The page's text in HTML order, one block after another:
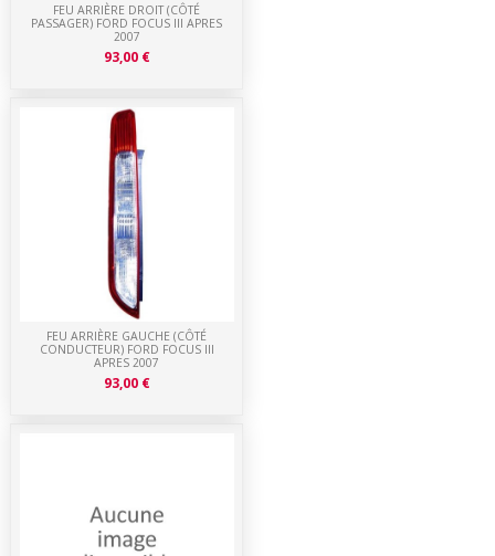
FEU ARRIÈRE GAUCHE (CÔTÉ
CONDUCTEUR) FORD FOCUS III
APRES 2007
93,00 €
FEU ARRIÈRE DROIT (CÔTÉ
PASSAGER) FORD FOCUS III APRES
2007
93,00 €